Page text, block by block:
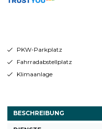
PKW-Parkplatz
Fahrradabstellplatz
Klimaanlage
BESCHREIBUNG